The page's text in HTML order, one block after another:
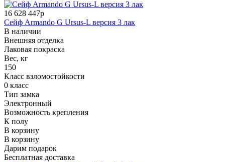
16 628 447р
Сейф Armando G Ursus-L версия 3 лак
В наличии
Внешняя отделка
Лаковая покраска
Вес, кг
150
Класс взломостойкости
0 класс
Тип замка
Электронный
Возможность крепления
К полу
В корзину
В корзину
Дарим подарок
Бесплатная доставка